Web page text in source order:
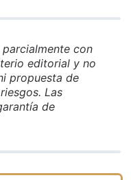
con
editorial y no
propuesta de
Las
de